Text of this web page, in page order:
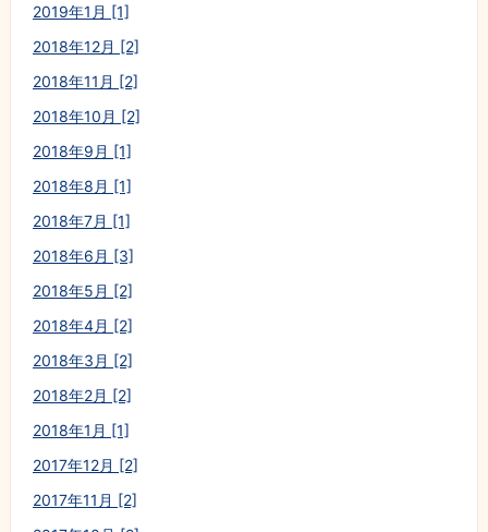
2019年1月 [1]
2018年12月 [2]
2018年11月 [2]
2018年10月 [2]
2018年9月 [1]
2018年8月 [1]
2018年7月 [1]
2018年6月 [3]
2018年5月 [2]
2018年4月 [2]
2018年3月 [2]
2018年2月 [2]
2018年1月 [1]
2017年12月 [2]
2017年11月 [2]